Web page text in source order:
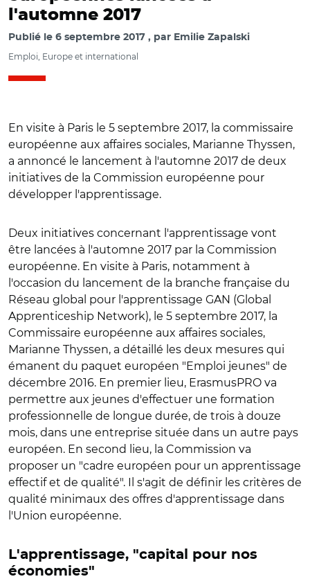
l'automne 2017
Publié le 6 septembre 2017 par Emilie Zapalski
Emploi, Europe et international
En visite à Paris le 5 septembre 2017, la commissaire
européenne aux affaires sociales, Marianne Thyssen,
a annoncé le lancement à l'automne 2017 de deux
initiatives de la Commission européenne pour
développer l'apprentissage.
Deux initiatives concernant l'apprentissage vont
être lancées à l'automne 2017 par la Commission
européenne. En visite à Paris, notamment à
l'occasion du lancement de la branche française du
Réseau global pour l'apprentissage GAN (Global
Apprenticeship Network), le 5 septembre 2017, la
Commissaire européenne aux affaires sociales,
Marianne Thyssen, a détaillé les deux mesures qui
émanent du paquet européen "Emploi jeunes" de
décembre 2016. En premier lieu, ErasmusPRO va
permettre aux jeunes d'effectuer une formation
professionnelle de longue durée, de trois à douze
mois, dans une entreprise située dans un autre pays
européen. En second lieu, la Commission va
proposer un "cadre européen pour un apprentissage
effectif et de qualité". Il s'agit de définir les critères de
qualité minimaux des offres d'apprentissage dans
l'Union européenne.
L'apprentissage, "capital pour nos
économies"